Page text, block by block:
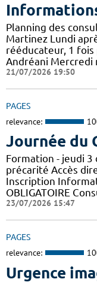
Planning des
Martinez Lundi
rééducateur, 1 fois
Andréani Mercredi
21/07/2026 19:50
PAGES
relevance:
Journée du
Formation - jeudi
précarité Accès
Inscription
OBLIGATOIRE
23/07/2026 15:47
PAGES
relevance:
Urgence